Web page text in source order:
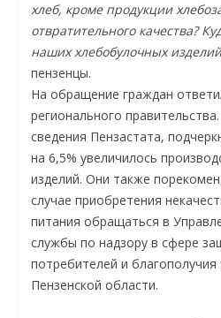
хлеб, кроме продукции
отвратительного качества?
наших хлебобулочных
пензенцы.
На обращение граждан
регионального
сведения Пензастата,
на 6,5% увеличилось
изделий. Они также
случае приобретения
питания обращаться в
службы по надзору в сфере
потребителей и благополучия
Пензенской области.